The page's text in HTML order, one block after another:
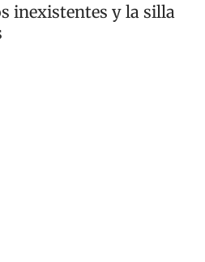
inexistentes y la silla